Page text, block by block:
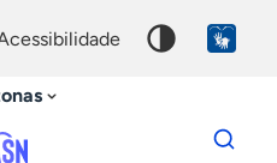
acessibilidade
Dados
para